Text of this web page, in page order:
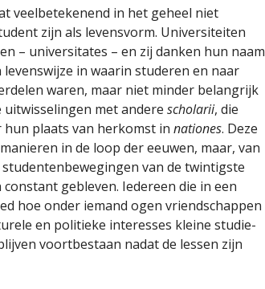
veelbetekenend in het geheel niet
zijn als levensvorm. Universiteiten
– universitates – en zij danken hun naam
in waarin studeren en naar
waren, maar niet minder belangrijk
met andere scholarii, die
hun plaats van herkomst in nationes. Deze
in de loop der eeuwen, maar, van
van de twintigste
gebleven. Iedereen die in een
hoe onder iemand ogen vriendschappen
en politieke interesses kleine studie-
voortbestaan nadat de lessen zijn